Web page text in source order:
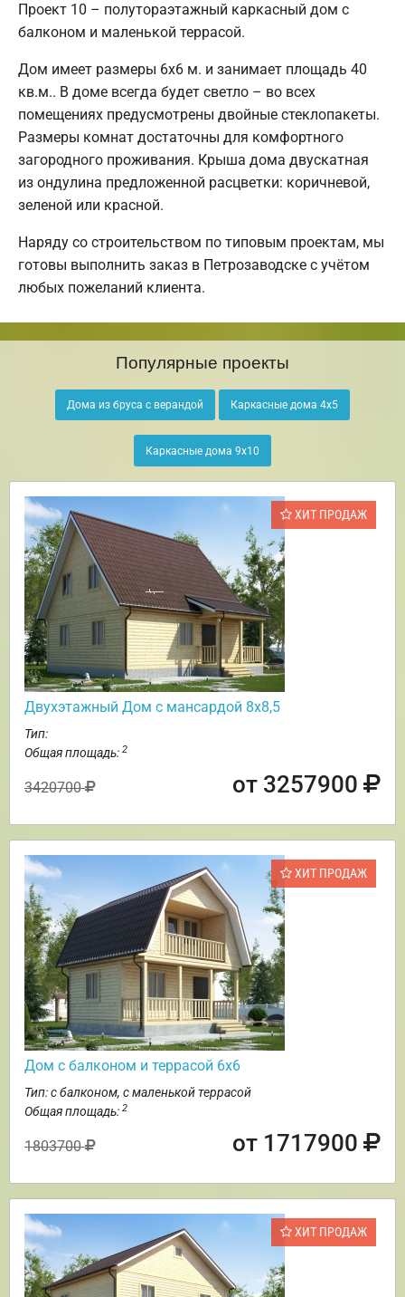
Проект 10 – полутораэтажный каркасный дом с
балконом и маленькой террасой.
Дом имеет размеры 6х6 м. и занимает площадь 40
кв.м.. В доме всегда будет светло – во всех
помещениях предусмотрены двойные стеклопакеты.
Размеры комнат достаточны для комфортного
загородного проживания. Крыша дома двускатная
из ондулина предложенной расцветки: коричневой,
зеленой или красной.
Наряду со строительством по типовым проектам, мы
готовы выполнить заказ в Петрозаводске с учётом
любых пожеланий клиента.
Популярные проекты
Дома из бруса с верандой Каркасные дома 4х5
Каркасные дома 9х10
ХИТ ПРОДАЖ
Двухэтажный Дом с мансардой 8х8,5
Тип:
Общая площадь: 2
3420700 от 3257900
ХИТ ПРОДАЖ
Дом с балконом и террасой 6х6
Тип: с балконом, с маленькой террасой
Общая площадь: 2
1803700 от 1717900
ХИТ ПРОДАЖ